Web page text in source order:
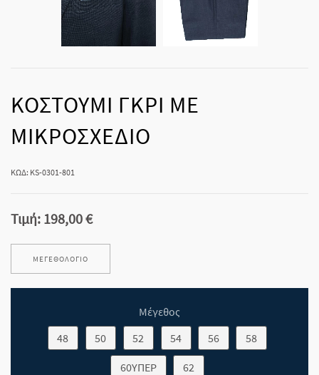
ΚΟΣΤΟΥΜΙ ΓΚΡΙ ΜΕ
ΜΙΚΡΟΣΧΕΔΙΟ
ΚΩΔ: KS-0301-801
Τιμή: 198,00 €
ΜΕΓΕΘΟΛΌΓΙΟ
Μέγεθος
48
50 52 54 56 58
60ΥΠΕΡ 62